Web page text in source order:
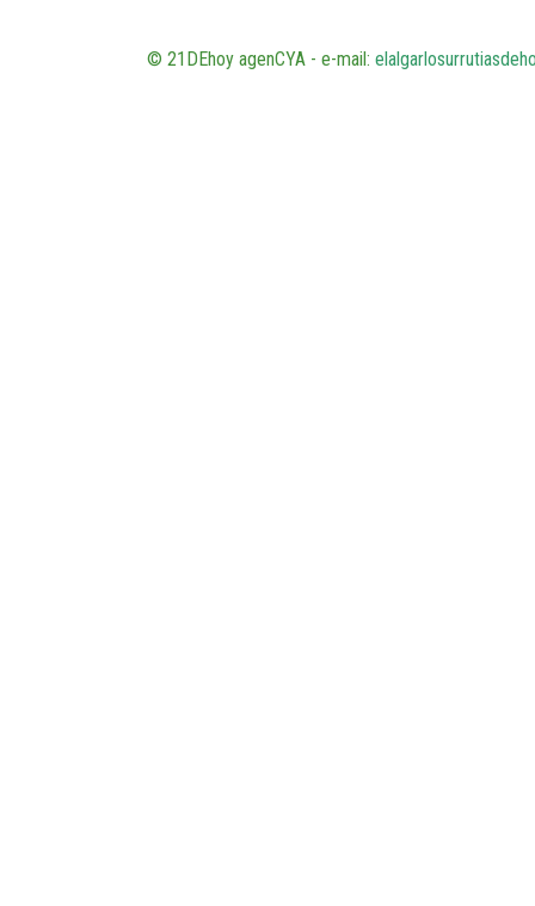
© 21DEhoy agenCYA - e-mail: